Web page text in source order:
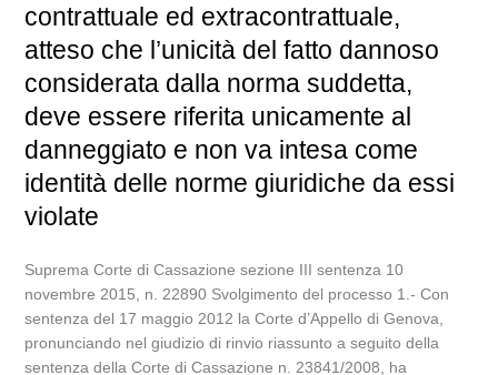
contrattuale ed extracontrattuale,
atteso che l’unicità del fatto dannoso
considerata dalla norma suddetta,
deve essere riferita unicamente al
danneggiato e non va intesa come
identità delle norme giuridiche da essi
violate
Suprema Corte di Cassazione sezione III sentenza 10
novembre 2015, n. 22890 Svolgimento del processo 1.- Con
sentenza del 17 maggio 2012 la Corte d’Appello di Genova,
pronunciando nel giudizio di rinvio riassunto a seguito della
sentenza della Corte di Cassazione n. 23841/2008, ha